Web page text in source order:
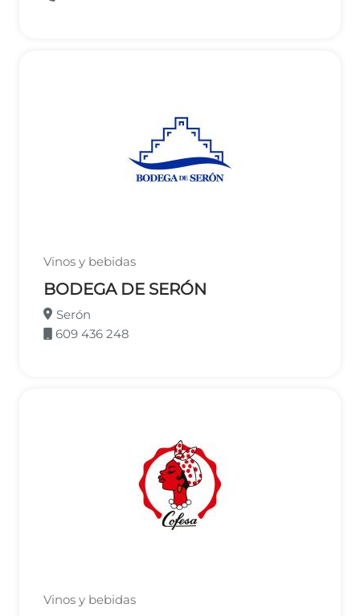
Vinos y bebidas
BODEGA DE SERÓN
Serón
609 436 248
Vinos y bebidas